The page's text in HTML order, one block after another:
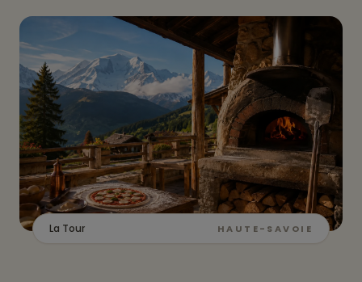
La Tour HAUTE-SAVOIE